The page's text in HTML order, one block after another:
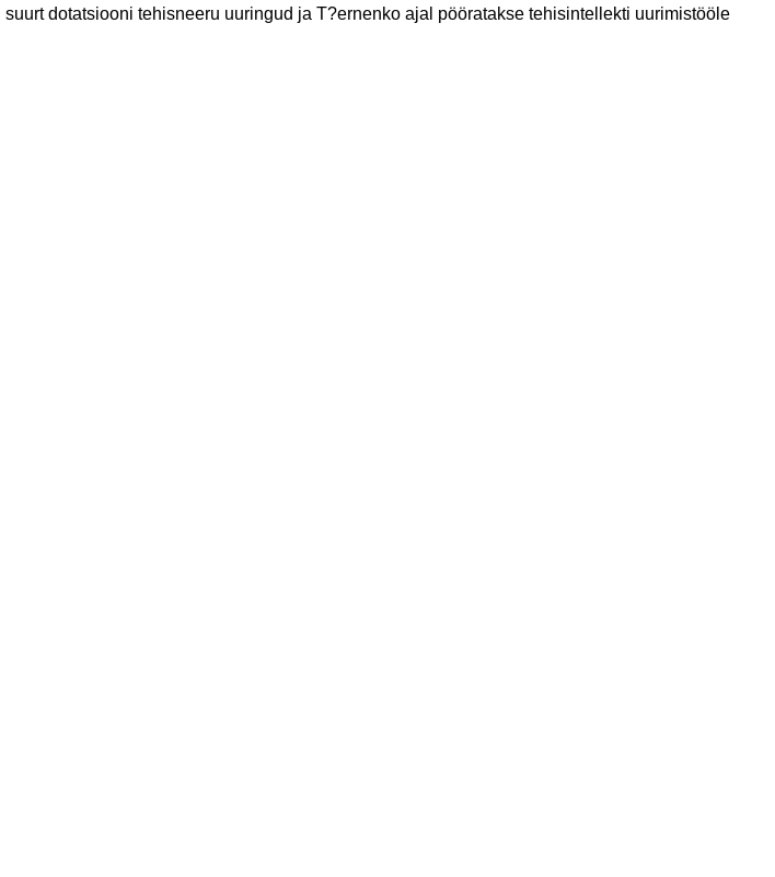
dotatsiooni tehisneeru uuringud ja T?ernenko ajal pööratakse tehisintellekti uurimistööle